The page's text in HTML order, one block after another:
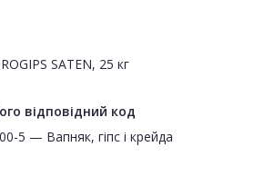
SATEN, 25 кг
відповідний код
5 — Вапняк, гіпс і крейда